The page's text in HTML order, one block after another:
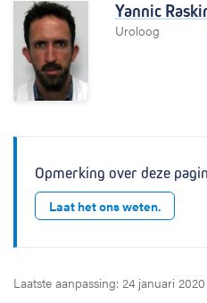
Yannic
Uroloog
Opmerking over deze
Laat het ons weten.
Laatste aanpassing: 24 januari 2020